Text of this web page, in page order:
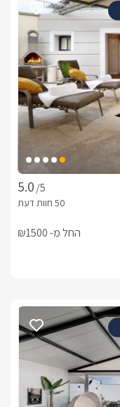
/5
החל מ- ₪1500